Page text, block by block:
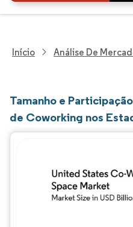
Início Análise De
Tamanho e
de Coworking nos